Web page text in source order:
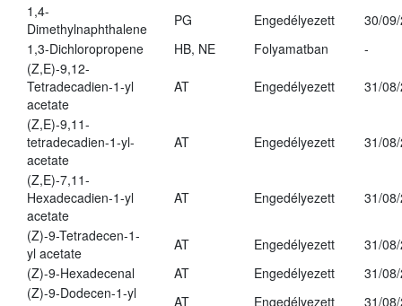
1,4-
Dimethylnaphthalene
PG Engedélyezett
30/
1,3-Dichloropropene
HB, NE Folyamatban
-
(Z,E)-9,12-
Tetradecadien-1-yl
acetate
AT Engedélyezett 31/
(Z,E)-9,11-
tetradecadien-1-yl-
acetate
AT Engedélyezett 31/
(Z,E)-7,11-
Hexadecadien-1-yl
acetate
AT Engedélyezett 31/
(Z)-9-Tetradecen-1-
yl acetate
AT Engedélyezett
31/
(Z)-9-Hexadecenal
AT Engedélyezett
31/
(Z)-9-Dodecen-1-yl
AT Engedélyezett
31/